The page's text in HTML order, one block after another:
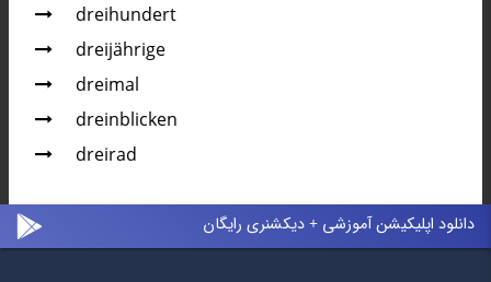
dreihundert
dreijährige
dreimal
dreinblicken
dreirad
دانلود اپلیکیشن آموزشی + دیکشنری رایگان